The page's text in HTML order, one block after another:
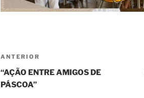
Navegação
de
Post
Post
anterior
ANTERIOR
“AÇÃO ENTRE AMIGOS DE
PÁSCOA”